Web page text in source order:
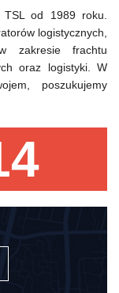
TSL od 1989 roku.
logistycznych,
zakresie frachtu
oraz logistyki. W
poszukujemy